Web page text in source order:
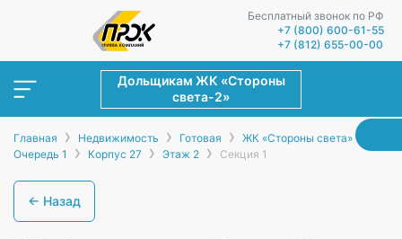
Бесплатный звонок по РФ
+7 (800) 600-61-55
+7 (812) 655-00-00
Дольщикам ЖК «Стороны
света-2»
Главная › Недвижимость › Готовая › ЖК «Стороны света» ›
Очередь 1 › Корпус 27 › Этаж 2 › Секция 1
← Назад